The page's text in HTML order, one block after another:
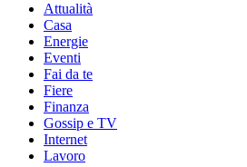
Attualità
Casa
Energie
Eventi
Fai da te
Fiere
Finanza
Gossip e TV
Internet
Lavoro